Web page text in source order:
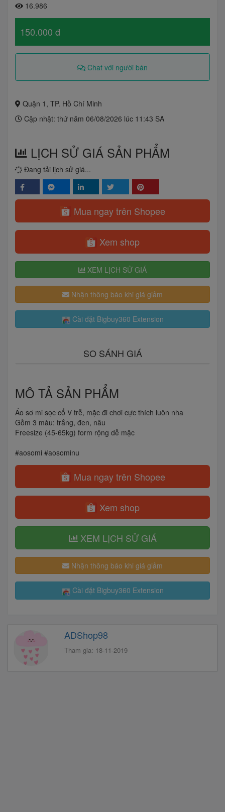
16.986
150.000 đ
Chat với người bán
Quận 1, TP. Hồ Chí Minh
Cập nhật: thứ năm 06/08/2026 lúc 11:43 SA
LỊCH SỬ GIÁ SẢN PHẨM
Đang tải lịch sử giá...
Mua ngay trên Shopee
Xem shop
XEM LỊCH SỬ GIÁ
Nhận thông báo khi giá giảm
Cài đặt Bigbuy360 Extension
SO SÁNH GIÁ
MÔ TẢ SẢN PHẨM
Áo sơ mi sọc cổ V trễ, mặc đi chơi cực thích luôn nha
Gồm 3 màu: trắng, đen, nâu
Freesize (45-65kg) form rộng dễ mặc
#aosomi #aosominu
Mua ngay trên Shopee
Xem shop
XEM LỊCH SỬ GIÁ
Nhận thông báo khi giá giảm
Cài đặt Bigbuy360 Extension
ADShop98
Tham gia: 18-11-2019